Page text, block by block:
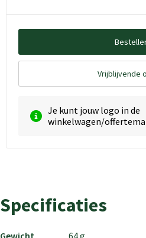
Vrijblijvende
Je kunt jouw logo in de
winkelwagen/
Specificaties
Gewicht 64 g